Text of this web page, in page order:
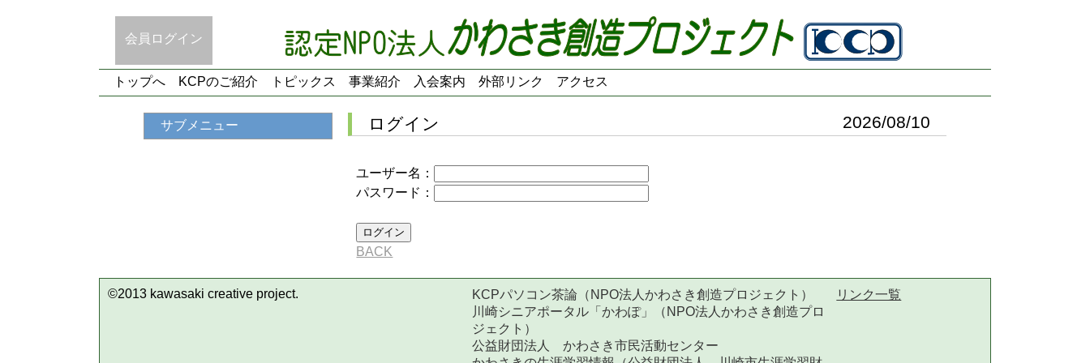
会員ログイン
トップへ KCPのご紹介 トピックス 事業紹介 入会案内 外部リンク アクセス
ログイン 2026/08/10
ユーザー名：
パスワード：
BACK
サブメニュー
©2013 kawasaki creative project.
KCPパソコン茶論（NPO法人かわさき創造プロジェクト）
川崎シニアポータル「かわぽ」（NPO法人かわさき創造プロ
ジェクト）
公益財団法人 かわさき市民活動センター
リンク一覧